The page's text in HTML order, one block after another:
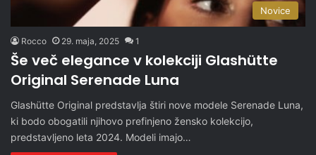
Novice
Rocco 29. maja, 2025 1
Še več elegance v kolekciji Glashütte
Original Serenade Luna
Glashütte Original predstavlja štiri nove modele Serenade Luna,
ki bodo obogatili njihovo prefinjeno žensko kolekcijo,
predstavljeno leta 2024. Modeli imajo…